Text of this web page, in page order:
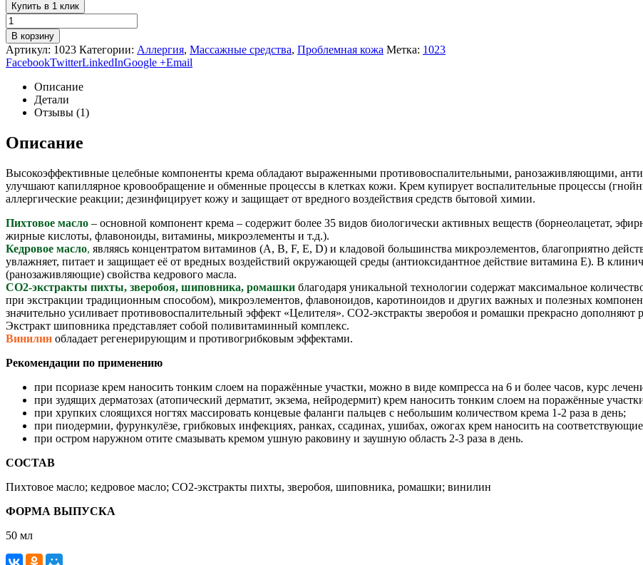
Купить в 1 клик
В корзину
Артикул: 1023 Категории: Аллергия, Массажные средства, Проблемная кожа Метка: 1023
FacebookTwitterLinkedInGoogle +Email
Описание
Детали
Отзывы (1)
Описание
Высокоэффективные целебные компоненты крема обладают выраженными противовоспалительными, ранозаживляющими,
улучшают капиллярное кровообращение и обменные процессы в клетках кожи. Крем купирует воспалительные процессы
аллергические реакции; дезинфицирует кожу и защищает от вредного воздействия средств бытовой химии.
Пихтовое масло – основной компонент крема – содержит более 35 видов биологически активных веществ (борнеолацетат,
жирные кислоты, флавоноиды, витамины, микроэлементы и т.д.).
Кедровое масло, являясь концентратом витаминов (А, В, F, E, D) и кладовой большинства микроэлементов, благоприятно
увлажняет, питает и защищает её от вредных воздействий окружающей среды (антиоксидантное действие витамина Е). В
(ранозаживляющие) свойства кедрового масла.
СО2-экстракты пихты, зверобоя, шиповника, ромашки благодаря уникальной технологии содержат максимальное
при экстракции традиционным способом), микроэлементов, флавоноидов, каротиноидов и других важных и полезных
значительно усиливает противовоспалительный эффект «Целителя». СО2-экстракты зверобоя и ромашки прекрасно дополняют
Экстракт шиповника представляет собой поливитаминный комплекс.
Винилин обладает регенерирующим и противогрибковым эффектами.
Рекомендации по применению
при псориазе крем наносить тонким слоем на поражённые участки, можно в виде компресса на 6 и более часов, курс
при зудящих дерматозах (атопический дерматит, экзема, нейродермит) крем наносить тонким слоем на поражённые
при хрупких слоящихся ногтях массировать концевые фаланги пальцев с небольшим количеством крема 1-2 раза в день;
при пиодермии, фурункулёзе, грибковых инфекциях, ранках, ссадинах, ушибах, ожогах крем наносить на
при остром наружном отите смазывать кремом ушную раковину и заушную область 2-3 раза в день.
СОСТАВ
Пихтовое масло; кедровое масло; СО2-экстракты пихты, зверобоя, шиповника, ромашки; винилин
ФОРМА ВЫПУСКА
50 мл